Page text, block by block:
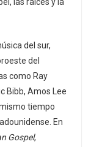
las raíces y la
del sur,
del
como Ray
Bibb, Amos Lee
tiempo
En
Gospel,